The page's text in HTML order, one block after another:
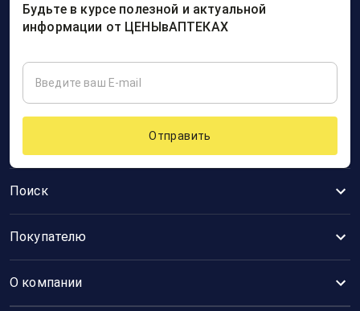
Поиск
Покупателю
О компании
Будьте в курсе полезной и актуальной
информации от ЦЕНЫвАПТЕКАХ
Отправить